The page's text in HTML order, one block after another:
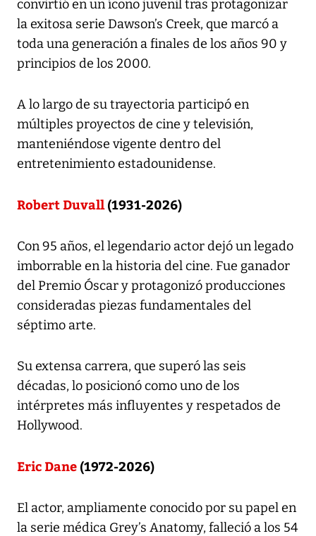
convirtió en un ícono juvenil tras protagonizar
la exitosa serie Dawson’s Creek, que marcó a
toda una generación a finales de los años 90 y
principios de los 2000.
A lo largo de su trayectoria participó en
múltiples proyectos de cine y televisión,
manteniéndose vigente dentro del
entretenimiento estadounidense.
Robert Duvall(1931-2026)
Con 95 años, el legendario actor dejó un legado
imborrable en la historia del cine. Fue ganador
del Premio Óscar y protagonizó producciones
consideradas piezas fundamentales del
séptimo arte.
Su extensa carrera, que superó las seis
décadas, lo posicionó como uno de los
intérpretes más influyentes y respetados de
Hollywood.
Eric Dane (1972-2026)
El actor, ampliamente conocido por su papel en
la serie médica Grey’s Anatomy, falleció a los 54